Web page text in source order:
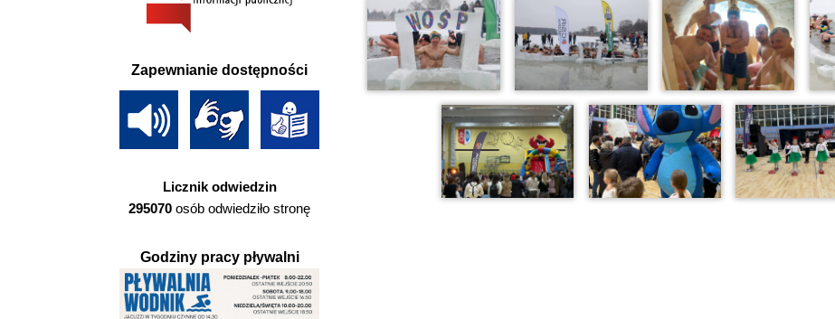
Zapewnianie dostępności
Licznik odwiedzin
295070 osób odwiedziło stronę
Godziny pracy pływalni